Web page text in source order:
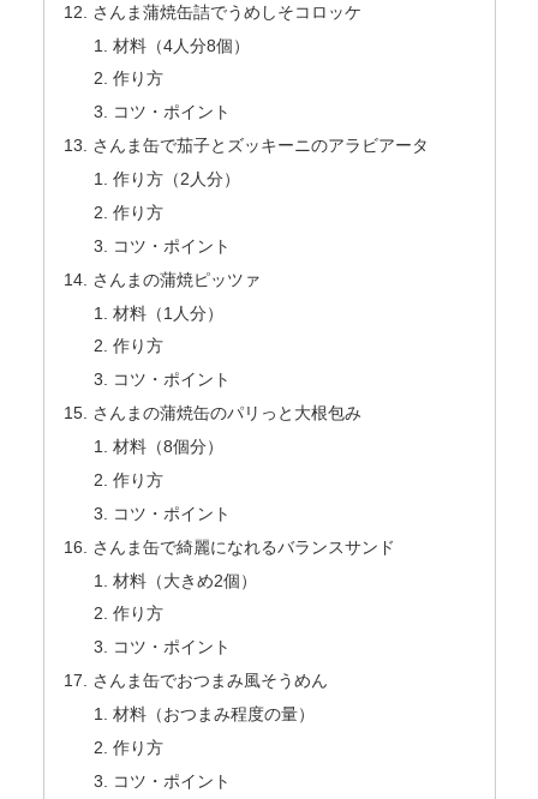
さんま蒲焼缶詰でうめしそコロッケ
材料（4人分8個）
作り方
コツ・ポイント
さんま缶で茄子とズッキーニのアラビアータ
作り方（2人分）
作り方
コツ・ポイント
さんまの蒲焼ピッツァ
材料（1人分）
作り方
コツ・ポイント
さんまの蒲焼缶のパリっと大根包み
材料（8個分）
作り方
コツ・ポイント
さんま缶で綺麗になれるバランスサンド
材料（大きめ2個）
作り方
コツ・ポイント
さんま缶でおつまみ風そうめん
材料（おつまみ程度の量）
作り方
コツ・ポイント